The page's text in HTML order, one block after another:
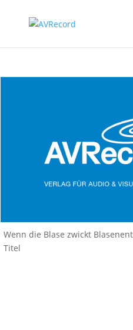
Wenn die Blase zwickt
Titel